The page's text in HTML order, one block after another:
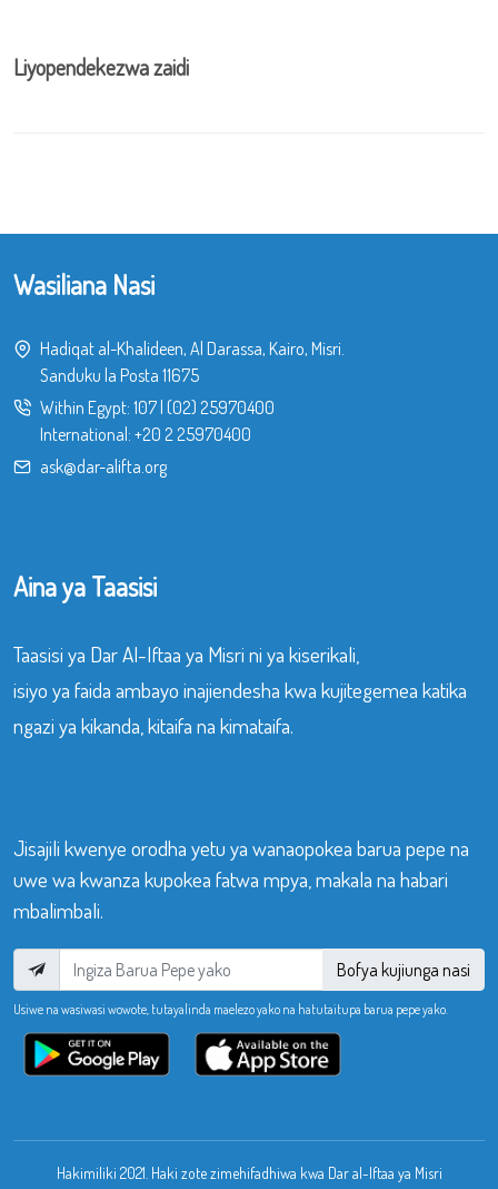
Liyopendekezwa zaidi
Wasiliana Nasi
Hadiqat al-Khalideen, Al Darassa, Kairo, Misri.
Sanduku la Posta 11675
Within Egypt: 107| (02) 25970400
International: +20 2 25970400
ask@dar-alifta.org
Aina ya Taasisi
Taasisi ya Dar Al-Iftaa ya Misri ni ya kiserikali,
isiyo ya faida ambayo inajiendesha kwa kujitegemea katika
ngazi ya kikanda, kitaifa na kimataifa.
Jisajili kwenye orodha yetu ya wanaopokea barua pepe na
uwe wa kwanza kupokea fatwa mpya, makala na habari
mbalimbali.
Bofya kujiunga nasi
Usiwe na wasiwasi wowote, tutayalinda maelezo yako na hatutaitupa barua pepe yako.
Hakimiliki 2021. Haki zote zimehifadhiwa kwa Dar al-Iftaa ya Misri